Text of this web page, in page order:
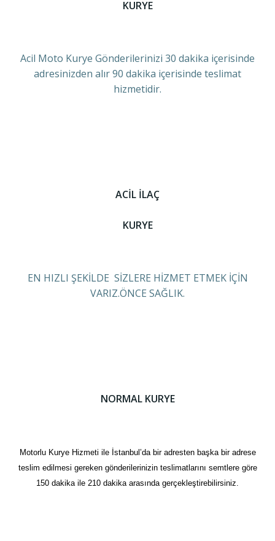
KURYE
Acil Moto Kurye Gönderilerinizi 30 dakika içerisinde
adresinizden alır 90 dakika içerisinde teslimat
hizmetidir.
ACİL İLAÇ
KURYE
EN HIZLI ŞEKİLDE SİZLERE HİZMET ETMEK İÇİN
VARIZ.ÖNCE SAĞLIK.
NORMAL KURYE
Motorlu Kurye Hizmeti ile İstanbul’da bir adresten başka bir adrese
teslim edilmesi gereken gönderilerinizin teslimatlarını semtlere göre
150 dakika ile 210 dakika arasında gerçekleştirebilirsiniz.